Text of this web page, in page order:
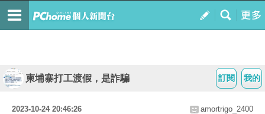
我的
訂閱
柬埔寨打工渡假，是詐騙
2023-10-24 20:46:26 amortrigo_2400